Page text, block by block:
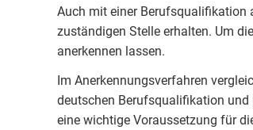
Auch mit einer Berufsqualifikation
zuständigen Stelle erhalten. Um
anerkennen lassen.
Im Anerkennungsverfahren
deutschen Berufsqualifikation
eine wichtige Voraussetzung für